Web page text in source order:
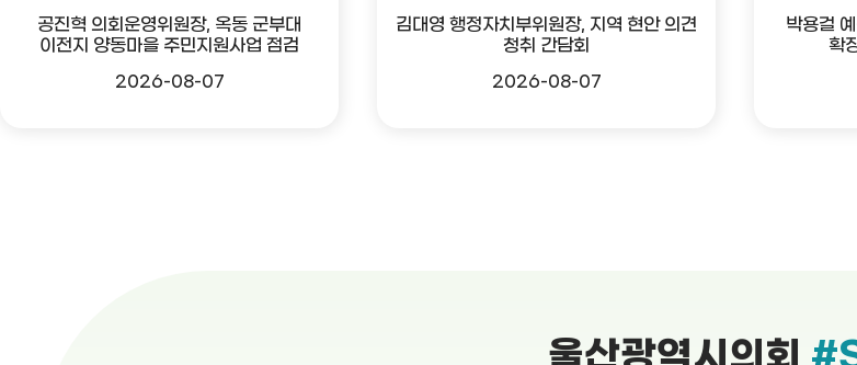
공진혁 의회운영위원장, 옥동 군부대
이전지 양동마을 주민지원사업 점검
2026-08-07
김대영 행정자치부위원장, 지역 현안 의견
청취 간담회
2026-08-07
박용걸
확